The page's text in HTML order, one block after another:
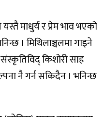
माधुर्य र प्रेम भाव भएको
। मिथिलाञ्चलमा गाइने
किशोरी साह
नै गर्न सकिदैन । भनिन्छ